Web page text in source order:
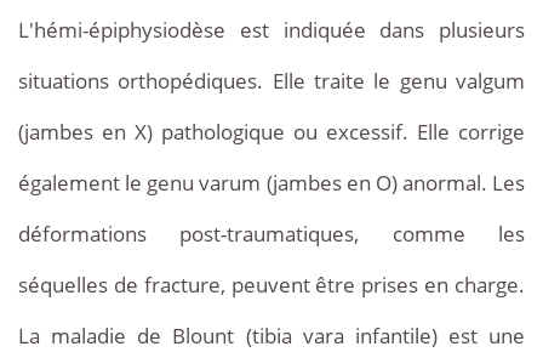
L'hémi-épiphysiodèse est indiquée dans plusieurs
situations orthopédiques. Elle traite le genu valgum
(jambes en X) pathologique ou excessif. Elle corrige
également le genu varum (jambes en O) anormal. Les
déformations post-traumatiques, comme les
séquelles de fracture, peuvent être prises en charge.
La maladie de Blount (tibia vara infantile) est une